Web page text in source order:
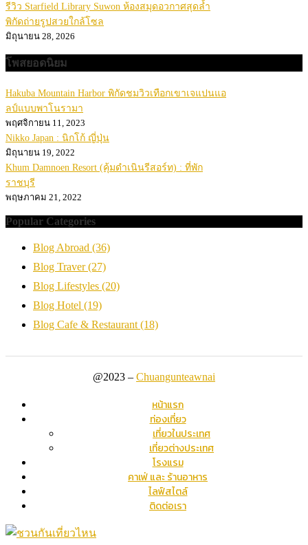
รีวิว Starfield Library Suwon ห้องสมุดอวกาศสุดล้ำ
พิกัดถ่ายรูปสวยใกล้โซล
มิถุนายน 28, 2026
โพสยอดนิยม
Hakuba Mountain Harbor พิกัดชมวิวเทือกเขาเจแปนแอ
ลป์แบบพาโนรามา
พฤศจิกายน 11, 2023
Nikko Japan : นิกโก้ ญี่ปุ่น
มิถุนายน 19, 2022
Khum Damnoen Resort (คุ้มดำเนินรีสอร์ท) : ที่พัก
ราชบุรี
พฤษภาคม 21, 2022
Popular Categories
Blog Abroad (36)
Blog Traver(27)
Blog Lifestyles (20)
Blog Hotel (19)
Blog Cafe & Restaurant (18)
@2023 – Chuangunteawnai
หน้าแรก
ท่องเที่ยว
เที่ยวในประเทศ
เที่ยวต่างประเทศ
โรงแรม
คาเฟ่ และ ร้านอาหาร
ไลฟ์สไตล์
ติดต่อเรา